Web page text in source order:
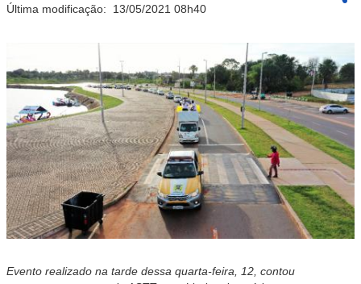
Última modificação: 13/05/2021 08h40
Evento realizado na tarde dessa quarta-feira, 12, contou